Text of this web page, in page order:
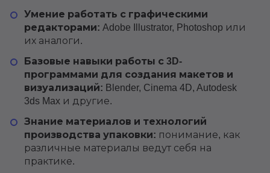
Умение работать с графическими
редакторами: Adobe Illustrator, Photoshop или
их аналоги.
Базовые навыки работы с 3D-
программами для создания макетов и
визуализаций: Blender, Cinema 4D, Autodesk
3ds Max и другие.
Знание материалов и технологий
производства упаковки: понимание, как
различные материалы ведут себя на
практике.